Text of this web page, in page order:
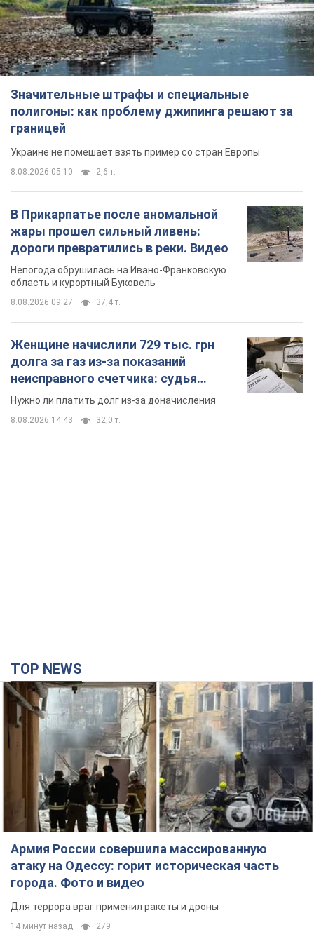
Значительные штрафы и специальные
полигоны: как проблему джипинга решают за
границей
Украине не помешает взять пример со стран Европы
8.08.2026 05:10 2,6 т.
В Прикарпатье после аномальной
жары прошел сильный ливень:
дороги превратились в реки. Видео
Непогода обрушилась на Ивано-Франковскую
область и курортный Буковель
8.08.2026 09:27 37,4 т.
Женщине начислили 729 тыс. грн
долга за газ из-за показаний
неисправного счетчика: судья
вынес неожиданное решение
Нужно ли платить долг из-за доначисления
8.08.2026 14:43 32,0 т.
TOP NEWS
Армия России совершила массированную
атаку на Одессу: горит историческая часть
города. Фото и видео
Для террора враг применил ракеты и дроны
14 минут назад 279